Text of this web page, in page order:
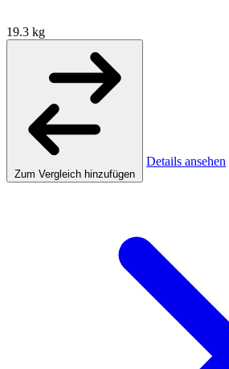
19.3 kg
Zum Vergleich hinzufügen
Details ansehen